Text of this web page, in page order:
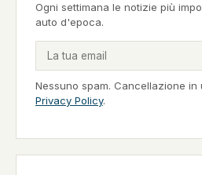
Ogni settimana le notizie più
auto d'epoca.
Nessuno spam. Cancellazione in
Privacy Policy.